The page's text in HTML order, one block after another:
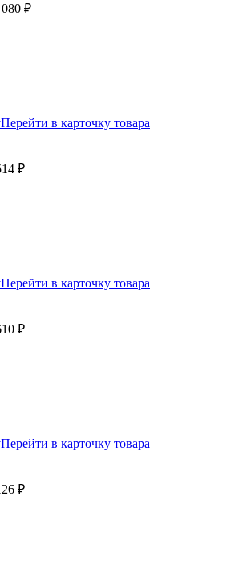
₽
Перейти в карточку товара
₽
Перейти в карточку товара
₽
Перейти в карточку товара
₽